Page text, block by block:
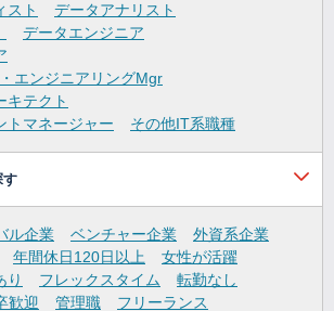
スト
データアナリスト
データエンジニア
エンジニアリングMgr
キテクト
トマネージャー
その他IT系職種
す
ル企業 ベンチャー企業
外資系企業
年間休日120日以上
女性が活躍
り
フレックスタイム
転勤なし
歓迎 管理職
フリーランス